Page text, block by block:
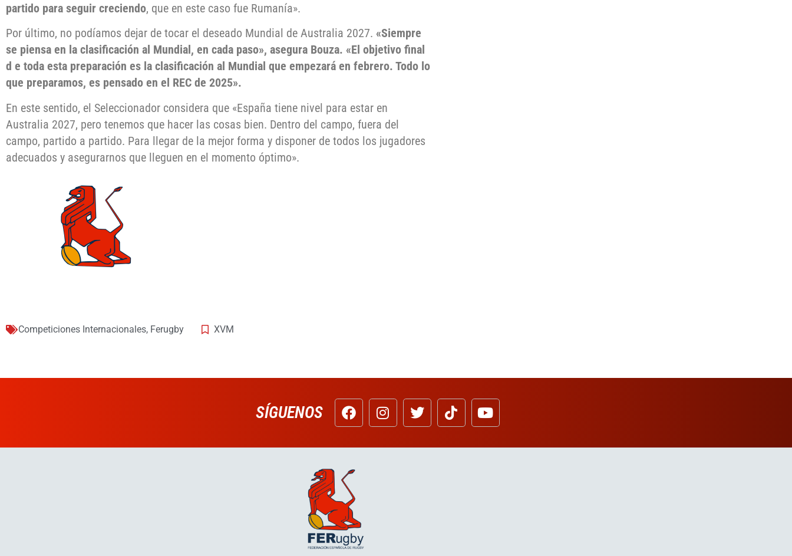
partido para seguir creciendo, que en este caso fue Rumanía».
Por último, no podíamos dejar de tocar el deseado Mundial de Australia 2027. «Siempre
se piensa en la clasificación al Mundial, en cada paso», asegura Bouza. «El objetivo final
d e toda esta preparación es la clasificación al Mundial que empezará en febrero. Todo lo
que preparamos, es pensado en el REC de 2025».
En este sentido, el Seleccionador considera que «España tiene nivel para estar en
Australia 2027, pero tenemos que hacer las cosas bien. Dentro del campo, fuera del
campo, partido a partido. Para llegar de la mejor forma y disponer de todos los jugadores
adecuados y asegurarnos que lleguen en el momento óptimo».
Competiciones Internacionales, Ferugby XVM
SÍGUENOS